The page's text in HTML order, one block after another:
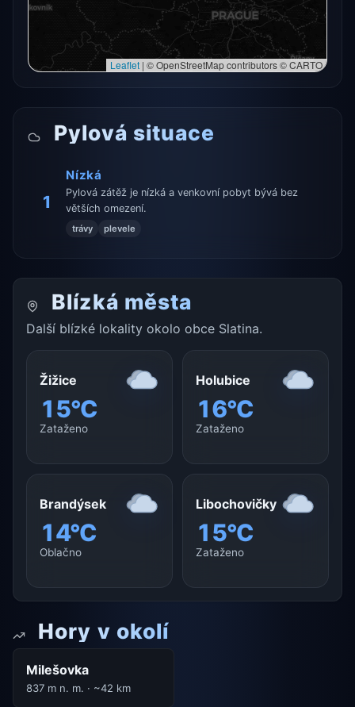
Leaflet | © OpenStreetMap contributors © CARTO
Pylová situace
1
Nízká
Pylová zátěž je nízká a venkovní pobyt bývá bez
větších omezení.
trávy plevele
Blízká města
Další blízké lokality okolo obce Slatina.
Žižice
15°C
Zataženo
Holubice
16°C
Zataženo
Brandýsek
14°C
Oblačno
Libochovičky
15°C
Zataženo
Hory v okolí
Milešovka
837 m n. m. · ~42 km